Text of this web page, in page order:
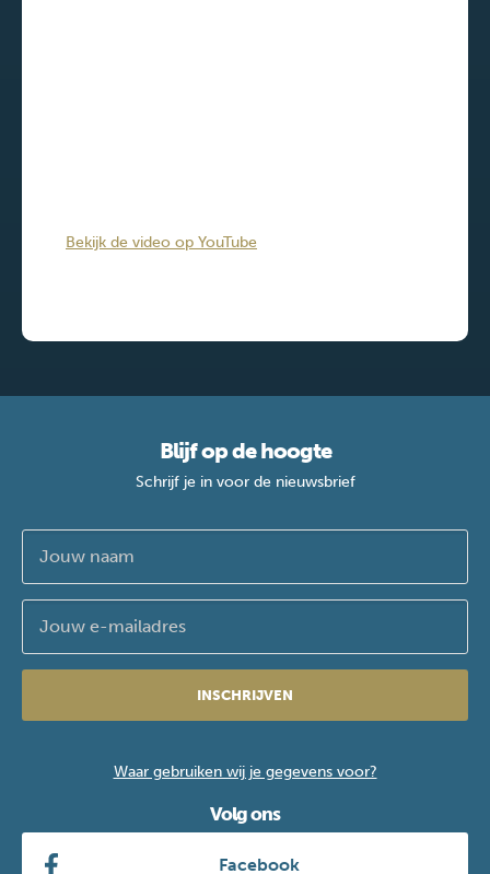
Bekijk de video op YouTube
Blijf op de hoogte
Schrijf je in voor de nieuwsbrief
INSCHRIJVEN
Waar gebruiken wij je gegevens voor?
Volg ons
Facebook